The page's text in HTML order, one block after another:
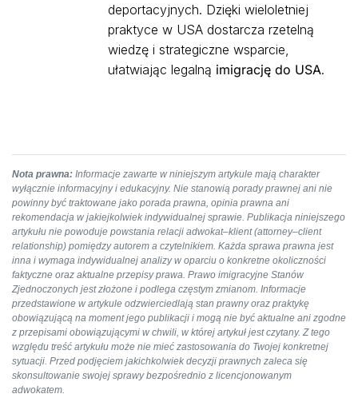
deportacyjnych. Dzięki wieloletniej
praktyce w USA dostarcza rzetelną
wiedzę i strategiczne wsparcie,
ułatwiając legalną imigrację do USA.
Nota prawna: Informacje zawarte w niniejszym artykule mają charakter
wyłącznie informacyjny i edukacyjny. Nie stanowią porady prawnej ani nie
powinny być traktowane jako porada prawna, opinia prawna ani
rekomendacja w jakiejkolwiek indywidualnej sprawie. Publikacja niniejszego
artykułu nie powoduje powstania relacji adwokat–klient (attorney–client
relationship) pomiędzy autorem a czytelnikiem. Każda sprawa prawna jest
inna i wymaga indywidualnej analizy w oparciu o konkretne okoliczności
faktyczne oraz aktualne przepisy prawa. Prawo imigracyjne Stanów
Zjednoczonych jest złożone i podlega częstym zmianom. Informacje
przedstawione w artykule odzwierciedlają stan prawny oraz praktykę
obowiązującą na moment jego publikacji i mogą nie być aktualne ani zgodne
z przepisami obowiązującymi w chwili, w której artykuł jest czytany. Z tego
względu treść artykułu może nie mieć zastosowania do Twojej konkretnej
sytuacji. Przed podjęciem jakichkolwiek decyzji prawnych zaleca się
skonsultowanie swojej sprawy bezpośrednio z licencjonowanym
adwokatem.